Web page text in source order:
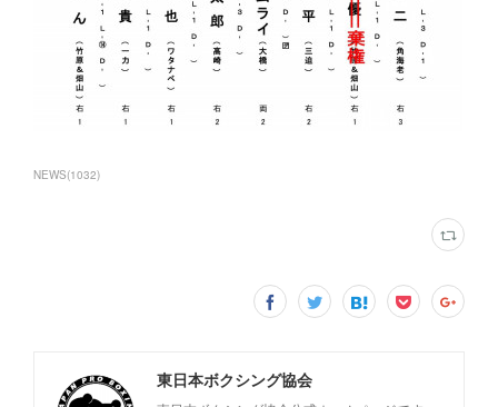
NEWS(1032)
東日本ボクシング協会